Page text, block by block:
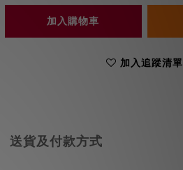
加入購物車
加入追蹤清單
送貨及付款方式